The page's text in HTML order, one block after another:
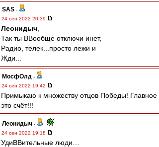
SAS -
24 сен 2022 20:39
Леонидыч
Так ты ВВообще отключи инет,
Радио, телек...просто лежи и
Жди...
МосфОлд -
24 сен 2022 19:42
Примыкаю к множеству отцов Победы! Главное
это счёт!!!
Леонидыч -
24 сен 2022 19:18
УдиВВительные люди…